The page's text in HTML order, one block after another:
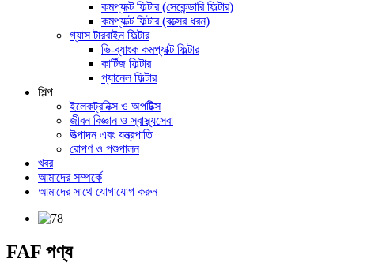
কমপ্যাক্ট ফিল্টার (সেকেন্ডারি ফিল্টার)
কমপ্যাক্ট ফিল্টার (বক্সের ধরন)
গ্যাস টারবাইন ফিল্টার
ভি-ব্যাংক কমপ্যাক্ট ফিল্টার
কার্টিজ ফিল্টার
প্যানেল ফিল্টার
শিল্প
ইলেকট্রনিক্স ও অপটিক্স
জীবন বিজ্ঞান ও স্বাস্থ্যসেবা
উত্পাদন এবং যন্ত্রপাতি
রোপণ ও পশুপালন
খবর
আমাদের সম্পর্কে
আমাদের সাথে যোগাযোগ করুন
FAF পণ্য